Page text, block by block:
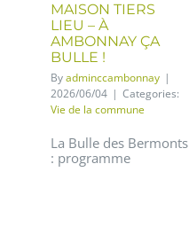
MAISON TIERS
LIEU – À
AMBONNAY ÇA
BULLE !
Byadminccambonnay |
2026/06/04 | Categories:
Vie de la commune
La Bulle des Bermonts
: programme